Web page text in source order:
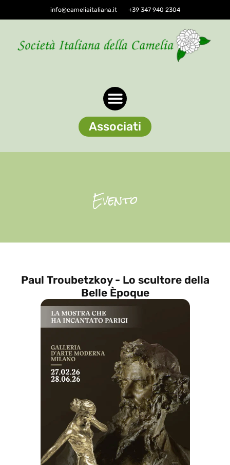
info@cameliaitaliana.it +39 347 940 2304
Associati
Evento
Paul Troubetzkoy - Lo scultore della
Belle Èpoque